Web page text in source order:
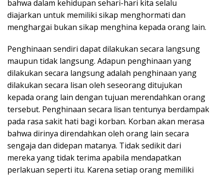
bahwa dalam kehidupan sehari-hari kita selalu
diajarkan untuk memiliki sikap menghormati dan
menghargai bukan sikap menghina kepada orang lain.
Penghinaan sendiri dapat dilakukan secara langsung
maupun tidak langsung. Adapun penghinaan yang
dilakukan secara langsung adalah penghinaan yang
dilakukan secara lisan oleh seseorang ditujukan
kepada orang lain dengan tujuan merendahkan orang
tersebut. Penghinaan secara lisan tentunya berdampak
pada rasa sakit hati bagi korban. Korban akan merasa
bahwa dirinya direndahkan oleh orang lain secara
sengaja dan didepan matanya. Tidak sedikit dari
mereka yang tidak terima apabila mendapatkan
perlakuan seperti itu. Karena setiap orang memiliki